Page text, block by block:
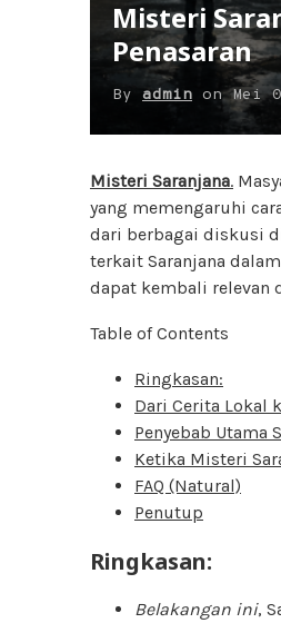
Misteri
Penasaran
By admin onMei
Misteri Saranjana.
yang memengaruhi
dari berbagai diskusi
terkait Saranjana
dapat kembali relevan
Table of Contents
Ringkasan:
Dari Cerita Lokal
Penyebab Utama
Ketika Misteri
FAQ (Natural)
Penutup
Ringkasan:
Belakangan ini,